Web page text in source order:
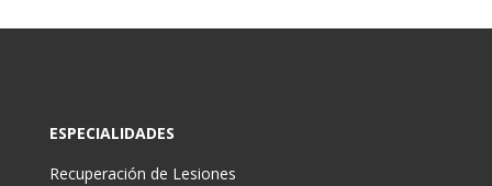
ESPECIALIDADES
Recuperación de Lesiones